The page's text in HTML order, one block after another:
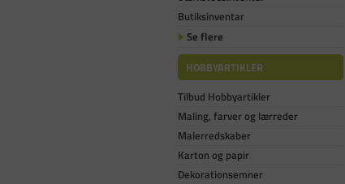
Butiksinventar
Se flere
HOBBYARTIKLER
Tilbud Hobbyartikler
Maling, farver og lærreder
Malerredskaber
Karton og papir
Dekorationsemner